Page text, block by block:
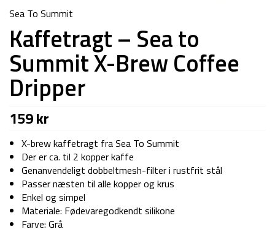
Sea To Summit
Kaffetragt – Sea to
Summit X-Brew Coffee
Dripper
159kr
X-brew kaffetragt fra Sea To Summit
Der er ca. til 2 kopper kaffe
Genanvendeligt dobbeltmesh-filter i rustfrit stål
Passer næsten til alle kopper og krus
Enkel og simpel
Materiale: Fødevaregodkendt silikone
Farve: Grå